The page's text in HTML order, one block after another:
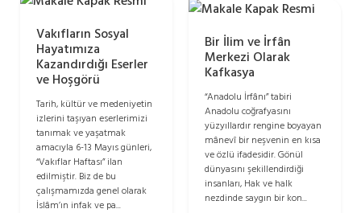
Vakıfların Sosyal
Hayatımıza
Kazandırdığı Eserler
ve Hoşgörü
Tarih, kültür ve medeniyetin
izlerini taşıyan eserlerimizi
tanımak ve yaşatmak
amacıyla 6-13 Mayıs günleri,
“Vakıflar Haftası” ilan
edilmiştir. Biz de bu
çalışmamızda genel olarak
İslâm’ın infak ve pa...
Bir İlim ve İrfân
Merkezi Olarak
Kafkasya
“Anadolu İrfânı” tabiri
Anadolu coğrafyasını
yüzyıllardır rengine boyayan
mânevî bir neşvenin en kısa
ve özlü ifadesidir. Gönül
dünyasını şekillendirdiği
insanları, Hak ve halk
nezdinde saygın bir kon...